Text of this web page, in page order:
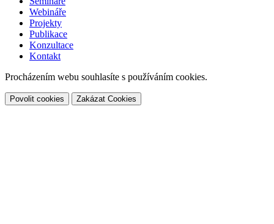
Webináře
Projekty
Publikace
Konzultace
Kontakt
Procházením webu souhlasíte s používáním cookies.
Povolit cookies Zakázat Cookies